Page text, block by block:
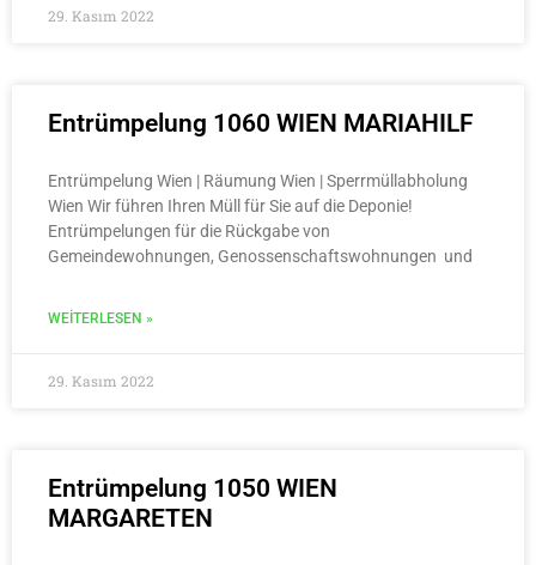
29. Kasım 2022
Entrümpelung 1060 WIEN MARIAHILF
Entrümpelung Wien | Räumung Wien | Sperrmüllabholung
Wien Wir führen Ihren Müll für Sie auf die Deponie!
Entrümpelungen für die Rückgabe von
Gemeindewohnungen, Genossenschaftswohnungen und
WEITERLESEN »
29. Kasım 2022
Entrümpelung 1050 WIEN
MARGARETEN